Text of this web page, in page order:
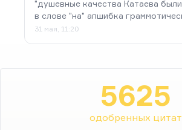
"душевные качества Катаева
в слове "на" апшибка
31 мая, 11:20
5625
одобренных цитат